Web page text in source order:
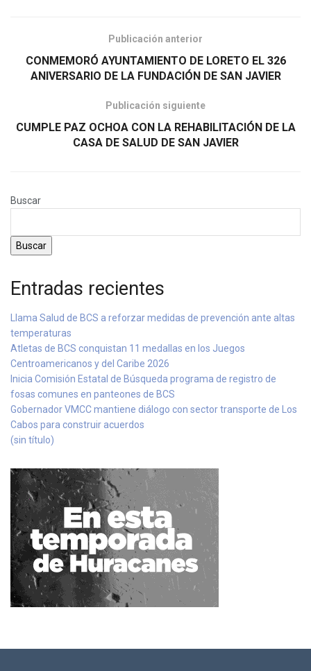
Publicación anterior
CONMEMORÓ AYUNTAMIENTO DE LORETO EL 326
ANIVERSARIO DE LA FUNDACIÓN DE SAN JAVIER
Publicación siguiente
CUMPLE PAZ OCHOA CON LA REHABILITACIÓN DE LA
CASA DE SALUD DE SAN JAVIER
Buscar
Buscar
Entradas recientes
Llama Salud de BCS a reforzar medidas de prevención ante altas
temperaturas
Atletas de BCS conquistan 11 medallas en los Juegos
Centroamericanos y del Caribe 2026
Inicia Comisión Estatal de Búsqueda programa de registro de
fosas comunes en panteones de BCS
Gobernador VMCC mantiene diálogo con sector transporte de Los
Cabos para construir acuerdos
(sin título)